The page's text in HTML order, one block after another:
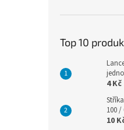
Top 10
4 Kč
100
10